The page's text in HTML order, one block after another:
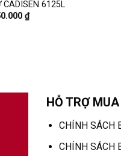
CADISEN 6125L
₫
HỖ TRỢ
CHÍNH SÁCH
CHÍNH SÁCH